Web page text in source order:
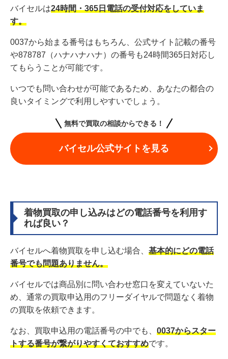
バイセルは24時間・365日電話の受付対応をしていま
す。
0037から始まる番号はもちろん、公式サイト記載の番号
や878787（ハナハナハナ）の番号も24時間365日対応し
てもらうことが可能です。
いつでも問い合わせが可能であるため、あなたの都合の
良いタイミングで利用しやすいでしょう。
無料で買取の相談からできる！
バイセル公式サイトを見る
着物買取の申し込みはどの電話番号を利用す
れば良い？
バイセルへ着物買取を申し込む場合、 基本的にどの電話
番号でも問題ありません。
バイセルでは商品別に問い合わせ窓口を変えていないた
め、通常の買取申込用のフリーダイヤルで問題なく着物
の買取を依頼できます。
なお、買取申込用の電話番号の中でも、 0037からスター
トする番号が繋がりやすくておすすめです。